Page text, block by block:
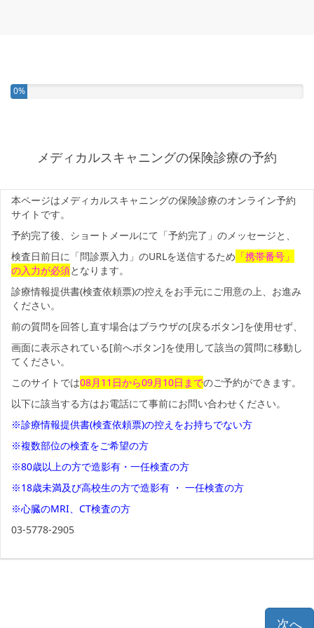
0%
メディカルスキャニングの保険診療の予約
本ページはメディカルスキャニングの保険診療のオンライン予約
サイトです。
予約完了後、ショートメールにて「予約完了」のメッセージと、
検査日前日に「問診票入力」のURLを送信するため 「携帯番号」
の入力が必須となります。
診療情報提供書(検査依頼票)の控えをお手元にご用意の上、お進み
ください。
前の質問を回答し直す場合はブラウザの[戻るボタン]を使用せず、
画面に表示されている[前へボタン]を使用して該当の質問に移動し
てください。
このサイトでは08月11日から09月10日までのご予約ができます。
以下に該当する方はお電話にて事前にお問い合わせください。
※診療情報提供書(検査依頼票)の控えをお持ちでない方
※複数部位の検査をご希望の方
※80歳以上の方で造影有・一任検査の方
※18歳未満及び高校生の方で造影有 ・ 一任検査の方
※心臓のMRI、CT検査の方
03-5778-2905
次へ